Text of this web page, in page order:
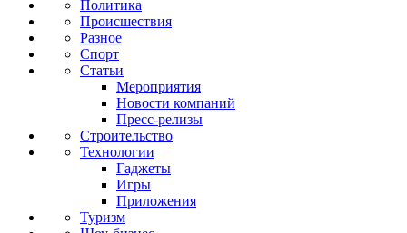
Политика
Происшествия
Разное
Спорт
Статьи
Мероприятия
Новости компаний
Пресс-релизы
Строительство
Технологии
Гаджеты
Игры
Приложения
Туризм